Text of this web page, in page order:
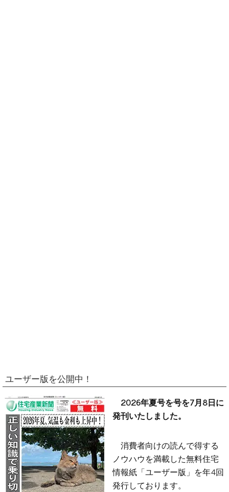
ユーザー版を公開中！
2026年夏号を号を7月8日に
発刊いたしました。
消費者向けの読んで得する
ノウハウを満載した無料住宅
情報紙「ユーザー版」を年4回
発行しております。